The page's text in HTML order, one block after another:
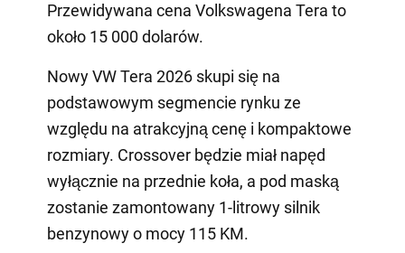
Przewidywana cena Volkswagena Tera to
około 15 000 dolarów.
Nowy VW Tera 2026 skupi się na
podstawowym segmencie rynku ze
względu na atrakcyjną cenę i kompaktowe
rozmiary. Crossover będzie miał napęd
wyłącznie na przednie koła, a pod maską
zostanie zamontowany 1-litrowy silnik
benzynowy o mocy 115 KM.